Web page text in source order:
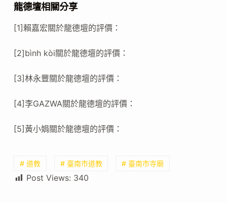
龍德壇相關分享
[1]賴嘉宏關於龍德壇的評價：
[2]bình kòi關於龍德壇的評價：
[3]林永豐關於龍德壇的評價：
[4]李GAZWA關於龍德壇的評價：
[5]黃小娟關於龍德壇的評價：
# 道教 # 臺南市道教 # 臺南市寺廟
Post Views: 340